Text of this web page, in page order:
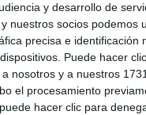
y desarrollo de
nuestros socios podemos
precisa e identificación
Puede hacer
nosotros y a nuestros
el procesamiento
hacer clic para
- un mundo